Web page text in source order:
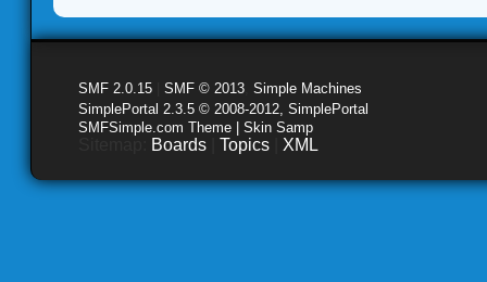
SMF 2.0.15 SMF © 2013 Simple Machines
SimplePortal 2.3.5 © 2008-2012, SimplePortal
SMFSimple.com Theme | Skin Samp
Boards Topics XML